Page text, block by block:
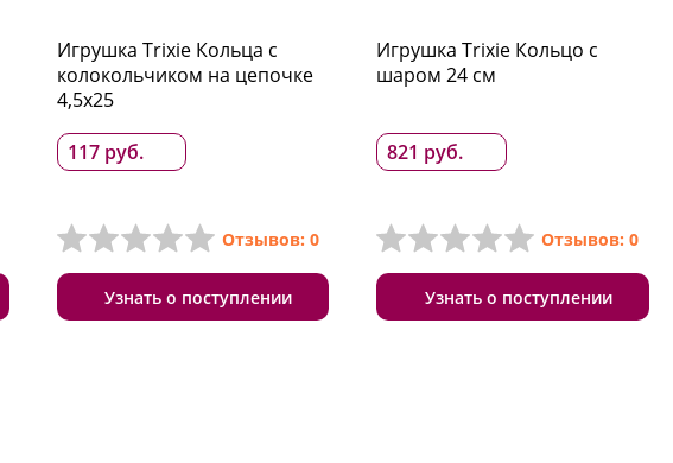
Игрушка Trixie Кольца с
колокольчиком на цепочке
4,5x25
117 руб.
Отзывов: 0
Узнать о поступлении
Игрушка Trixie Кольцо с
шаром 24 см
821 руб.
Отзывов: 0
Узнать о поступлении